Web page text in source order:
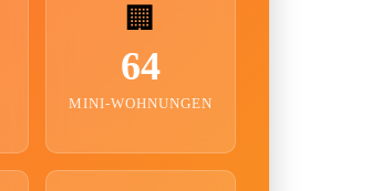
🏢
64
MINI-WOHNUNGEN